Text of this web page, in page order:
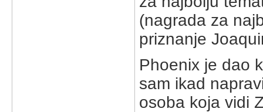
(nagrada za
priznanje
Phoenix je dao
sam ikad
osoba koja vidi